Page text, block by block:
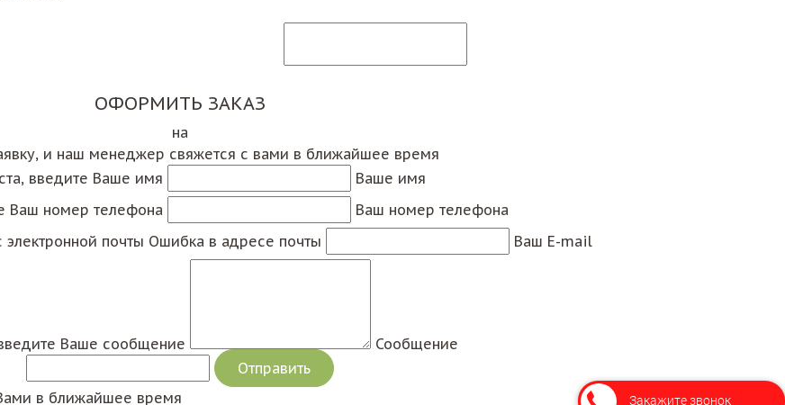
ОФОРМИТЬ ЗАКАЗ
на
и наш менеджер свяжется с вами в ближайшее время
введите Ваше имя
Ваше имя
Ваш номер телефона
Ваш номер телефона
почты Ошибка в адресе почты Ваш E-mail
Ваше сообщение Сообщение
в ближайшее время Закажите звонок